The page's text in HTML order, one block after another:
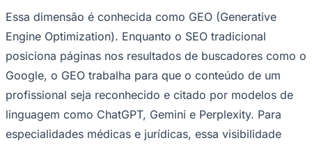
Essa dimensão é conhecida como GEO (Generative
Engine Optimization). Enquanto o SEO tradicional
posiciona páginas nos resultados de buscadores como o
Google, o GEO trabalha para que o conteúdo de um
profissional seja reconhecido e citado por modelos de
linguagem como ChatGPT, Gemini e Perplexity. Para
especialidades médicas e jurídicas, essa visibilidade